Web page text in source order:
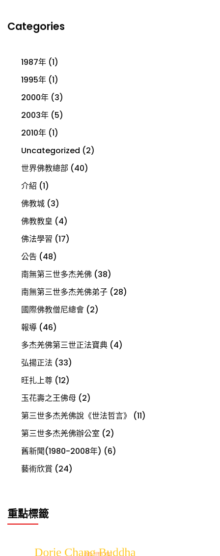
Categories
1987年 (1)
1995年 (1)
2000年 (3)
2003年 (5)
2010年 (1)
Uncategorized (2)
世界佛教總部 (40)
介紹 (1)
佛教城 (3)
佛教教皇 (4)
佛法學習 (17)
公告 (48)
南無第三世多杰羌佛 (38)
南無第三世多杰羌佛弟子 (28)
國際佛教僧尼總會 (2)
報導 (46)
多杰羌佛第三世正法寶典 (4)
弘揚正法 (33)
旺扎上尊 (12)
玉花壽之王佛母 (2)
第三世多杰羌佛說《世法哲言》
(11)
第三世多杰羌佛辦公室 (2)
舊新聞(1980-2008年) (6)
藝術欣賞 (24)
重點標籤